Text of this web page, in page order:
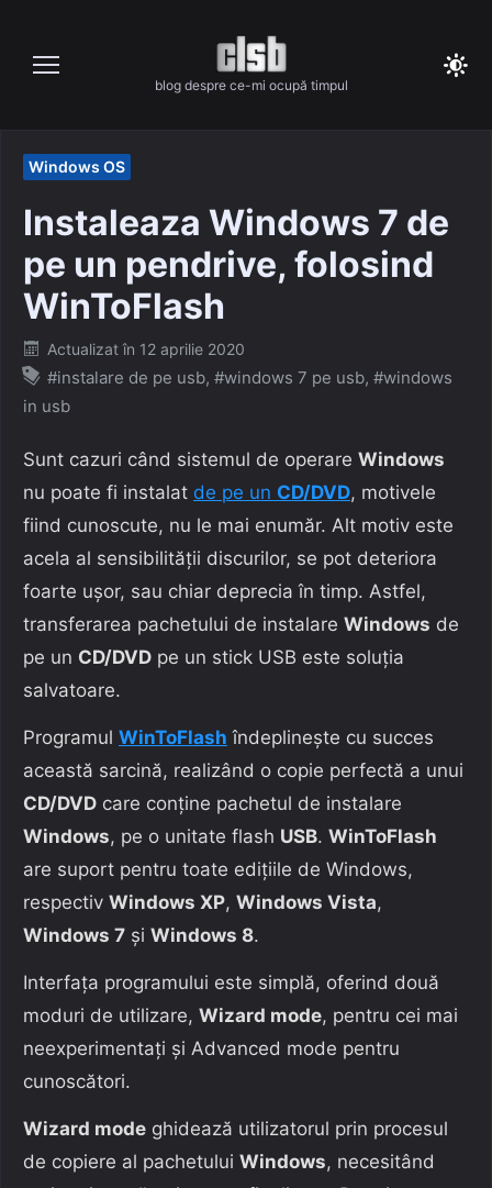
content
blog despre ce-mi ocupă timpul
Windows OS
Instaleaza Windows 7 de
pe un pendrive, folosind
WinToFlash
Posted
on
Actualizat în 12 aprilie 2020
#instalare de pe usb, #windows 7 pe usb, #windows
in usb
Sunt cazuri când sistemul de operare Windows
nu poate fi instalat de pe un CD/DVD, motivele
fiind cunoscute, nu le mai enumăr. Alt motiv este
acela al sensibilității discurilor, se pot deteriora
foarte ușor, sau chiar deprecia în timp. Astfel,
transferarea pachetului de instalare Windows de
pe un CD/DVD pe un stick USB este soluția
salvatoare.
Programul WinToFlash îndeplinește cu succes
această sarcină, realizând o copie perfectă a unui
CD/DVD care conține pachetul de instalare
Windows, pe o unitate flash USB. WinToFlash
are suport pentru toate edițiile de Windows,
respectiv Windows XP, Windows Vista,
Windows 7 și Windows 8.
Interfața programului este simplă, oferind două
moduri de utilizare, Wizard mode, pentru cei mai
neexperimentați și Advanced mode pentru
cunoscători.
Wizard mode ghidează utilizatorul prin procesul
de copiere al pachetului Windows, necesitând